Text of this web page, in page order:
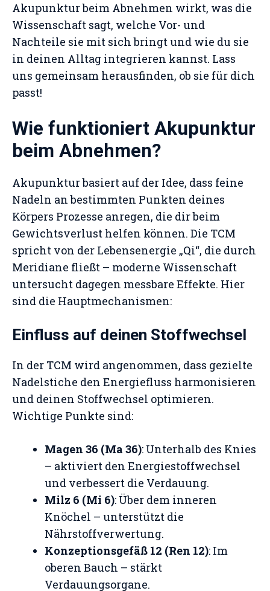
Akupunktur beim Abnehmen wirkt, was die
Wissenschaft sagt, welche Vor- und
Nachteile sie mit sich bringt und wie du sie
in deinen Alltag integrieren kannst. Lass
uns gemeinsam herausfinden, ob sie für dich
passt!
Wie funktioniert Akupunktur
beim Abnehmen?
Akupunktur basiert auf der Idee, dass feine
Nadeln an bestimmten Punkten deines
Körpers Prozesse anregen, die dir beim
Gewichtsverlust helfen können. Die TCM
spricht von der Lebensenergie „Qi“, die durch
Meridiane fließt – moderne Wissenschaft
untersucht dagegen messbare Effekte. Hier
sind die Hauptmechanismen:
Einfluss auf deinen Stoffwechsel
In der TCM wird angenommen, dass gezielte
Nadelstiche den Energiefluss harmonisieren
und deinen Stoffwechsel optimieren.
Wichtige Punkte sind:
Magen 36 (Ma 36): Unterhalb des Knies
– aktiviert den Energiestoffwechsel
und verbessert die Verdauung.
Milz 6 (Mi 6): Über dem inneren
Knöchel – unterstützt die
Nährstoffverwertung.
Konzeptionsgefäß 12 (Ren 12): Im
oberen Bauch – stärkt
Verdauungsorgane.